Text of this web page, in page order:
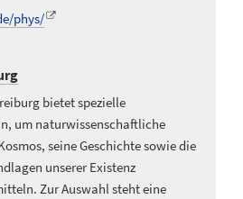
phys/
bietet spezielle
um naturwissenschaftliche
seine Geschichte sowie die
unserer Existenz
Zur Auswahl steht eine